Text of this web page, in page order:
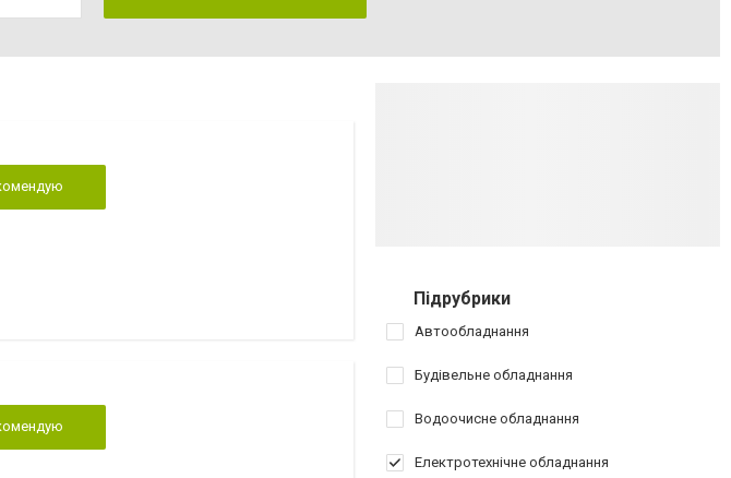
Підрубрики
Автообладнання
Будівельне обладнання
Водоочисне обладнання
Електротехнічне обладнання